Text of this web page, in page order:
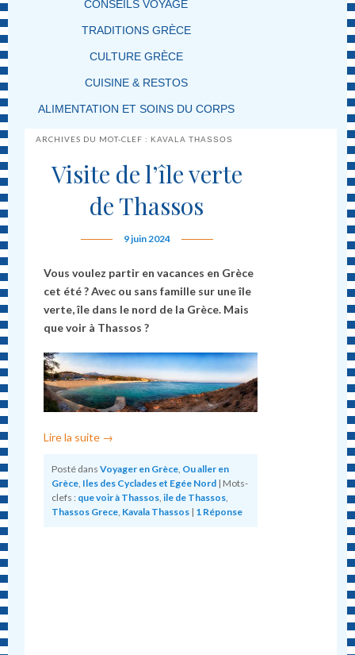
CONSEILS VOYAGE
TRADITIONS GRÈCE
CULTURE GRÈCE
CUISINE & RESTOS
ALIMENTATION ET SOINS DU CORPS
ARCHIVES DU MOT-CLEF :KAVALA THASSOS
Visite de l’île verte
de Thassos
9 juin 2024
Vous voulez partir en vacances en Grèce
cet été ? Avec ou sans famille sur une île
verte, île dans le nord de la Grèce. Mais
que voir à Thassos ?
Lire la suite →
Posté dans Voyager en Grèce, Ou aller en
Grèce, Iles des Cyclades et Egée Nord | Mots-
clefs : que voir à Thassos,ile de Thassos,
Thassos Grece, Kavala Thassos | 1 Réponse